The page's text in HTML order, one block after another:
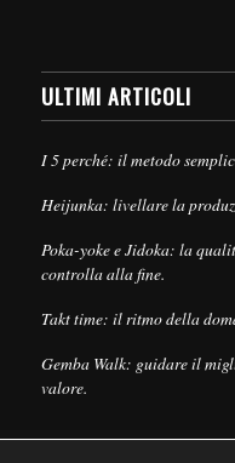
ULTIMI ARTICOLI
I 5 perché: il metodo
Heijunka: livellare la
Poka-yoke e Jidoka: la
controlla alla fine.
Takt time: il ritmo della
Gemba Walk: guidare il
valore.